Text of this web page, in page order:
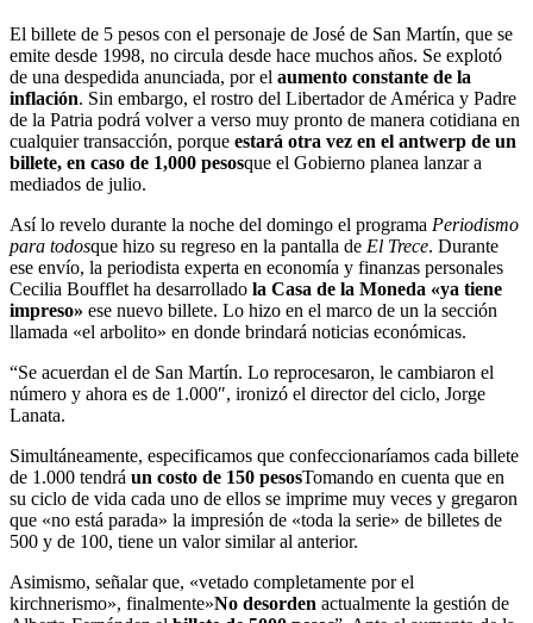
El billete de 5 pesos con el personaje de José de San Martín, que se
emite desde 1998, no circula desde hace muchos años. Se explotó
de una despedida anunciada, por el aumento constante de la
inflación. Sin embargo, el rostro del Libertador de América y Padre
de la Patria podrá volver a verso muy pronto de manera cotidiana en
cualquier transacción, porque estará otra vez en el antwerp de un
billete, en caso de 1,000 pesosque el Gobierno planea lanzar a
mediados de julio.
Así lo revelo durante la noche del domingo el programa Periodismo
para todosque hizo su regreso en la pantalla de El Trece. Durante
ese envío, la periodista experta en economía y finanzas personales
Cecilia Boufflet ha desarrollado la Casa de la Moneda «ya tiene
impreso» ese nuevo billete. Lo hizo en el marco de un la sección
llamada «el arbolito» en donde brindará noticias económicas.
“Se acuerdan el de San Martín. Lo reprocesaron, le cambiaron el
número y ahora es de 1.000″, ironizó el director del ciclo, Jorge
Lanata.
Simultáneamente, especificamos que confeccionaríamos cada billete
de 1.000 tendrá un costo de 150 pesosTomando en cuenta que en
su ciclo de vida cada uno de ellos se imprime muy veces y gregaron
que «no está parada» la impresión de «toda la serie» de billetes de
500 y de 100, tiene un valor similar al anterior.
Asimismo, señalar que, «vetado completamente por el
kirchnerismo», finalmente»No desorden actualmente la gestión de